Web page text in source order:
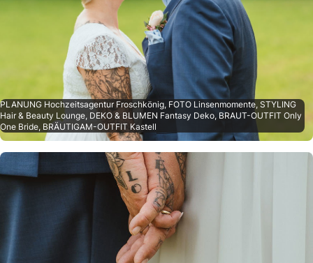
PLANUNG Hochzeitsagentur Froschkönig, FOTO Linsenmomente, STYLING
Hair & Beauty Lounge, DEKO & BLUMEN Fantasy Deko, BRAUT-OUTFIT Only
One Bride, BRÄUTIGAM-OUTFIT Kastell